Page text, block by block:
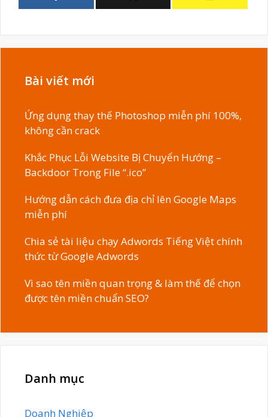
Bài viết mới
Ứng dụng thay thế Photoshop miễn phí 100%,
không cần crack
Khắc Phục Lỗi Website Bị Chuyển Hướng –
Backdoor Trong File “.ico”
Hướng dẫn cách đưa địa chỉ lên Google Maps
miễn phí
Chia sẻ tài liệu chạy Adwords Tiếng Việt chính
thức từ Google Adwords
Vì sao tên miền quan trọng & làm thế để chọn
được tên miền chuẩn SEO?
Danh mục
Doanh Nghiệp